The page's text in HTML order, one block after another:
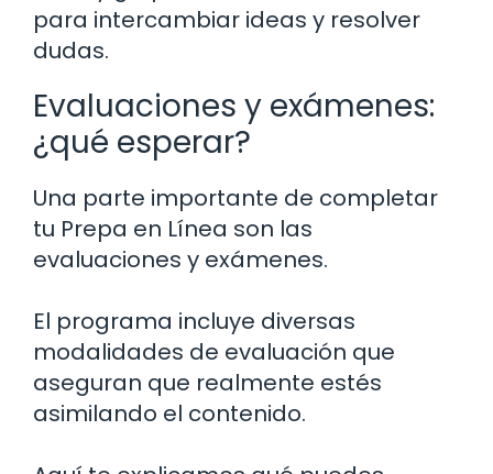
para intercambiar ideas y resolver
dudas.
Evaluaciones y exámenes:
¿qué esperar?
Una parte importante de completar
tu Prepa en Línea son las
evaluaciones y exámenes.
El programa incluye diversas
modalidades de evaluación que
aseguran que realmente estés
asimilando el contenido.